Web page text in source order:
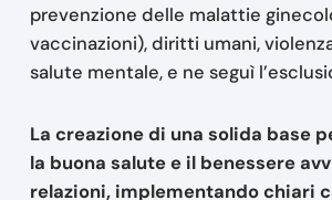
prevenzione delle malattie
vaccinazioni), diritti umani,
salute mentale, e ne seguì
La creazione di una solida base
la buona salute e il benessere
relazioni, implementando chiari